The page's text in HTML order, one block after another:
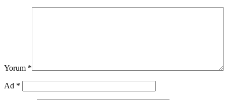
Yorum *
Ad *